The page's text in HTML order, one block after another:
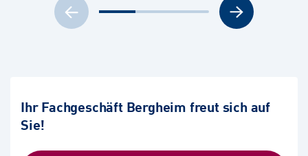
Ihr Fachgeschäft Bergheim freut sich auf
Sie!